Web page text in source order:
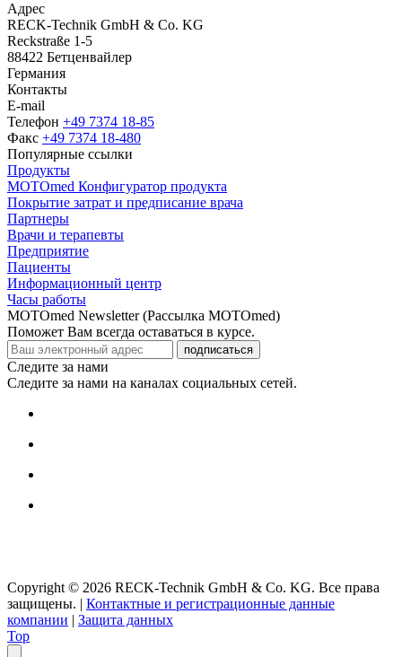
Адрес
RECK-Technik GmbH & Co. KG
Reckstraße 1-5
88422 Бетценвайлер
Германия
Контакты
E-mail
Телефон +49 7374 18-85
Факс +49 7374 18-480
Популярные ссылки
Продукты
MOTOmed Конфигуратор продукта
Покрытие затрат и предписание врача
Партнеры
Врачи и терапевты
Предприятие
Пациенты
Информационный центр
Часы работы
MOTOmed Newsletter (Рассылка MOTOmed)
Поможет Вам всегда оставаться в курсе.
подписаться
Следите за нами
Следите за нами на каналах социальных сетей.
Copyright © 2026 RECK-Technik GmbH & Co. KG. Все права
защищены. | Контактные и регистрационные данные
компании | Защита данных
Top